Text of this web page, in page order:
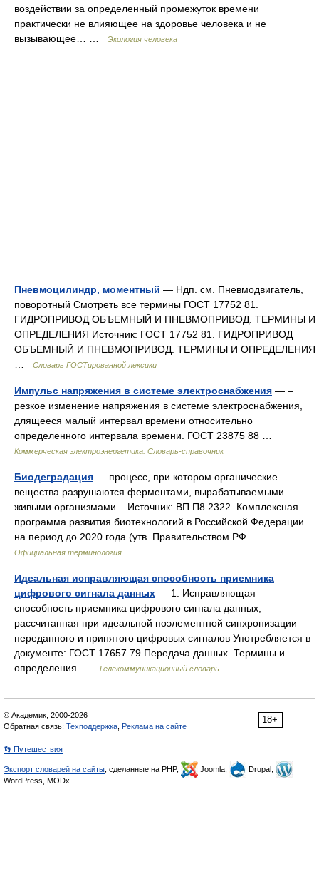
воздействии за определенный промежуток времени
практически не влияющее на здоровье человека и не
вызывающее… …
Экология человека
Пневмоцилиндр, моментный — Ндп. см. Пневмодвигатель,
поворотный Смотреть все термины ГОСТ 17752 81.
ГИДРОПРИВОД ОБЪЕМНЫЙ И ПНЕВМОПРИВОД. ТЕРМИНЫ И
ОПРЕДЕЛЕНИЯ Источник: ГОСТ 17752 81. ГИДРОПРИВОД
ОБЪЕМНЫЙ И ПНЕВМОПРИВОД. ТЕРМИНЫ И ОПРЕДЕЛЕНИЯ
Словарь ГОСТированной лексики
Импульс напряжения в системе электроснабжения — –
резкое изменение напряжения в системе электроснабжения,
длящееся малый интервал времени относительно
определенного интервала времени. ГОСТ 23875 88 …
Коммерческая электроэнергетика. Словарь-справочник
Биодеградация — процесс, при котором органические
вещества разрушаются ферментами, вырабатываемыми
живыми организмами... Источник: ВП П8 2322. Комплексная
программа развития биотехнологий в Российской Федерации
на период до 2020 года (утв. Правительством РФ… …
Официальная терминология
Идеальная исправляющая способность приемника
цифрового сигнала данных — 1. Исправляющая
способность приемника цифрового сигнала данных,
рассчитанная при идеальной поэлементной синхронизации
переданного и принятого цифровых сигналов Употребляется в
документе: ГОСТ 17657 79 Передача данных. Термины и
определения …
Телекоммуникационный словарь
18+
© Академик, 2000-2026
Обратная связь: Техподдержка Реклама на сайте
👣 Путешествия
Экспорт словарей на сайты , сделанные на PHP, Joomla,
Drupal,
WordPress, MODx.